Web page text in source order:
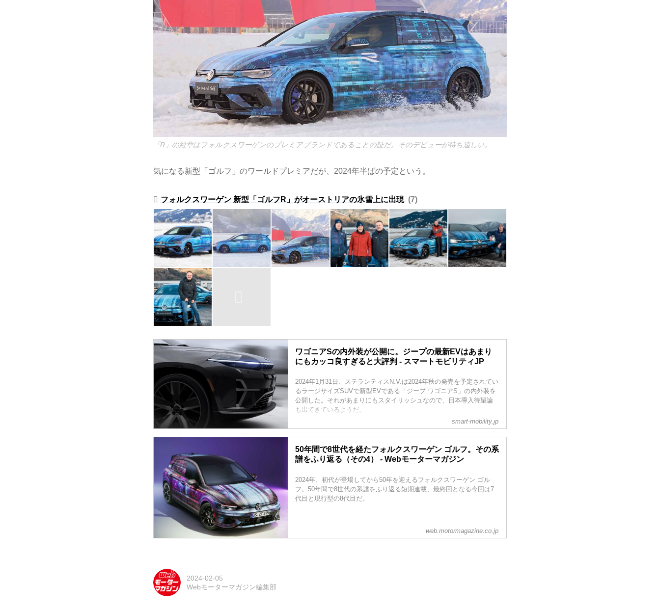
「R」の紋章はフォルクスワーゲンのプレミアブランドであることの証だ。そのデビューが待ち遠しい。
気になる新型「ゴルフ」のワールドプレミアだが、2024年半ばの予定という。
フォルクスワーゲン 新型「ゴルフR」がオーストリアの氷雪上に出現 7
ワゴニアSの内外装が公開に。ジープの最新EVはあまり
にもカッコ良すぎると大評判 - スマートモビリティJP
2024年1月31日、ステランティスN.V.は2024年秋の発売を予定されてい
るラージサイズSUVで新型EVである「ジープ ワゴニアS」の内外装を
公開した。それがあまりにもスタイリッシュなので、日本導入待望論
も出てきているようだ。
smart-mobility.jp
50年間で8世代を経たフォルクスワーゲン ゴルフ。その系
譜をふり返る（その4） - Webモーターマガジン
2024年、初代が登場してから50年を迎えるフォルクスワーゲン ゴル
フ。50年間で8世代の系譜をふり返る短期連載、最終回となる今回は7
代目と現行型の8代目だ。
web.motormagazine.co.jp
2024-02-05
Webモーターマガジン編集部